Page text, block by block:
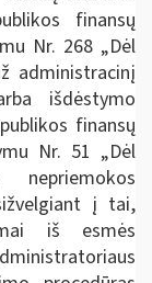
finansų
Nr. 268 „Dėl
administracinį
išdėstymo
finansų
Nr. 51 „Dėl
į tai,
iš esmės